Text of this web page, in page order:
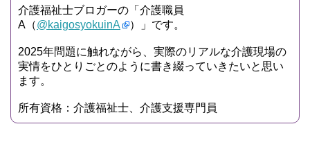
介護福祉士ブロガーの「介護職員
A（@kaigosyokuinA ）」です。
2025年問題に触れながら、実際のリアルな介護現場の
実情をひとりごとのように書き綴っていきたいと思い
ます。
所有資格：介護福祉士、介護支援専門員